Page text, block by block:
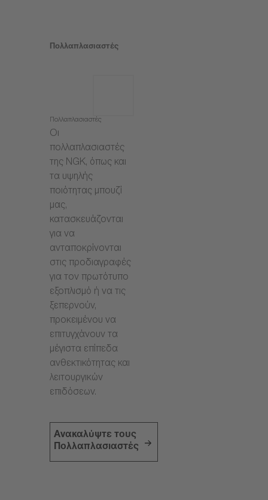
Πολλαπλασιαστές
Πολλαπλασιαστές
Οι
πολλαπλασιαστές
της NGK, όπως και
τα υψηλής
ποιότητας μπουζί
μας,
κατασκευάζονται
για να
ανταποκρίνονται
στις προδιαγραφές
για τον πρωτότυπο
εξοπλισμό ή να τις
ξεπερνούν,
προκειμένου να
επιτυγχάνουν τα
μέγιστα επίπεδα
ανθεκτικότητας και
λειτουργικών
επιδόσεων.
Ανακαλύψτε τους
Πολλαπλασιαστές